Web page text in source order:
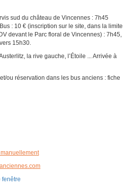
sud du château de Vincennes : 7h45
: 10 € (inscription sur le site, dans la limite
devant le Parc floral de Vincennes) : 7h45,
15h30.
la rive gauche, l’Étoile ... Arrivée à
ou réservation dans les bus anciens : fiche
fenêtre